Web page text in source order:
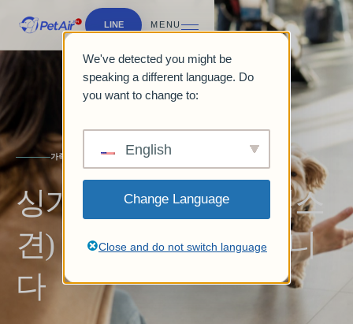
LINE MENU
가족 여행
싱가포르로 반려견(믹스
견) 1마리를 수출했습니
다
We've detected you might be
speaking a different language. Do
you want to change to:
English
Change Language
Close and do not switch language